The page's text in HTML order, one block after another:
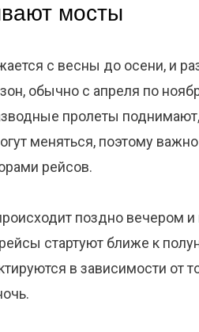
мосты
с весны до осени, и
обычно с апреля по
пролеты
меняться, поэтому
рейсов.
поздно вечером и
стартуют ближе к
в зависимости от